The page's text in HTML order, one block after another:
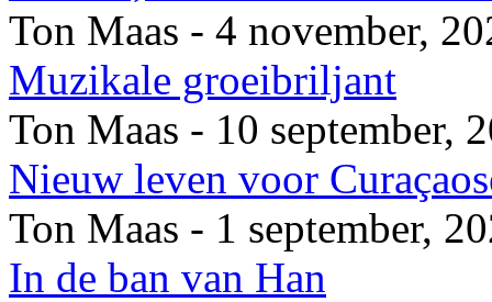
Ton Maas - 4 november,
Muzikale groeibriljant
Ton Maas - 10 september,
Nieuw leven voor
Ton Maas - 1 september,
In de ban van Han